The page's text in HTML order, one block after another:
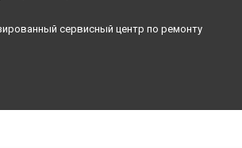
сервисный центр по ремонту